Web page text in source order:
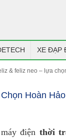
XE ĐẠP
& feliz neo – lựa
Hoàn
điện thời